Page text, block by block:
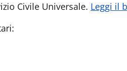
Civile Universale. Leggi il